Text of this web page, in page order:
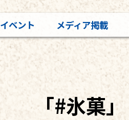
イベント メディア掲載
「#氷菓」